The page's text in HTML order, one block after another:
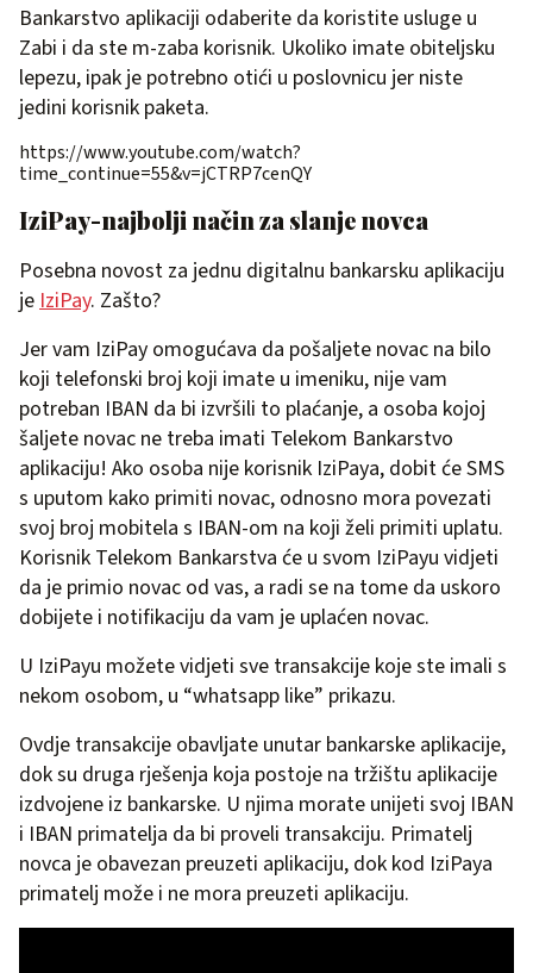
Bankarstvo aplikaciji odaberite da koristite usluge u
Zabi i da ste m-zaba korisnik. Ukoliko imate obiteljsku
lepezu, ipak je potrebno otići u poslovnicu jer niste
jedini korisnik paketa.
https://www.youtube.com/watch?
time_continue=55&v=jCTRP7cenQY
IziPay-najbolji način za slanje novca
Posebna novost za jednu digitalnu bankarsku aplikaciju
jeIziPay. Zašto?
Jer vam IziPay omogućava da pošaljete novac na bilo
koji telefonski broj koji imate u imeniku, nije vam
potreban IBAN da bi izvršili to plaćanje, a osoba kojoj
šaljete novac ne treba imati Telekom Bankarstvo
aplikaciju! Ako osoba nije korisnik IziPaya, dobit će SMS
s uputom kako primiti novac, odnosno mora povezati
svoj broj mobitela s IBAN-om na koji želi primiti uplatu.
Korisnik Telekom Bankarstva će u svom IziPayu vidjeti
da je primio novac od vas, a radi se na tome da uskoro
dobijete i notifikaciju da vam je uplaćen novac.
U IziPayu možete vidjeti sve transakcije koje ste imali s
nekom osobom, u “whatsapp like” prikazu.
Ovdje transakcije obavljate unutar bankarske aplikacije,
dok su druga rješenja koja postoje na tržištu aplikacije
izdvojene iz bankarske. U njima morate unijeti svoj IBAN
i IBAN primatelja da bi proveli transakciju. Primatelj
novca je obavezan preuzeti aplikaciju, dok kod IziPaya
primatelj može i ne mora preuzeti aplikaciju.